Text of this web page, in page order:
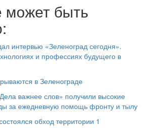
может быть
интервью «Зеленоград сегодня».
и профессиях будущего в
в Зеленограде
важнее слов» получили высокие
за ежедневную помощь фронту и тылу
обход территории 1